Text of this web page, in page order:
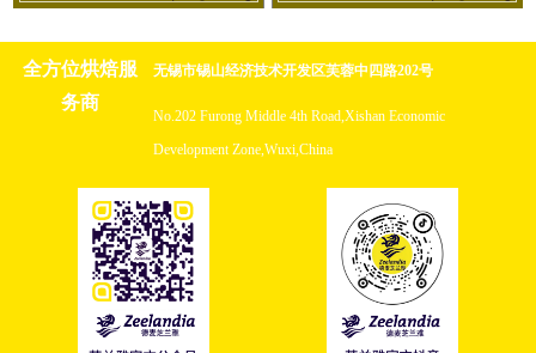
全方位烘焙服
务商
无锡市锡山经济技术开发区芙蓉中四路202号
No.202 Furong Middle 4th Road,Xishan Economic
Development Zone,Wuxi,China